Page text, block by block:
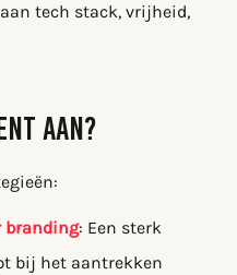
tech stack, vrijheid,
AAN?
branding: Een sterk
bij het aantrekken